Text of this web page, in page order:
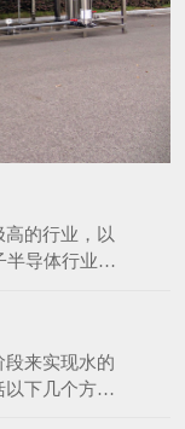
的行业，以
半导体行业：
例如，芯片
面的杂质清
率。哪怕是
电路短路或
来实现水的
以下几个方